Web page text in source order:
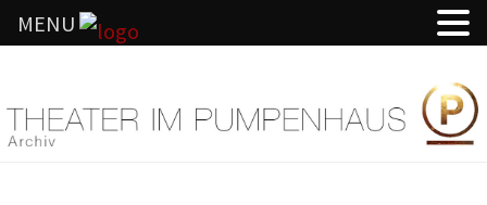
Inhalt
MENU